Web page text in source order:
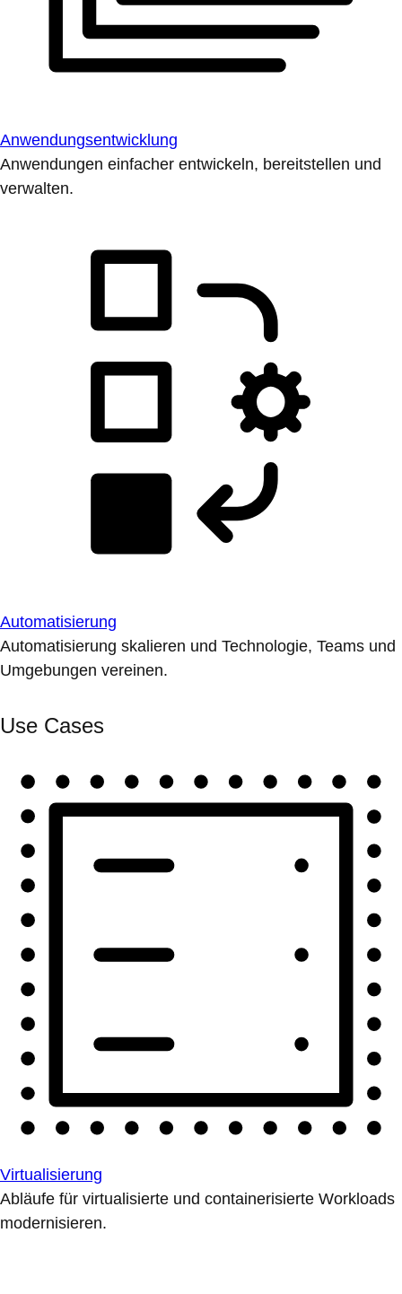
Anwendungsentwicklung
Anwendungen einfacher entwickeln, bereitstellen und
verwalten.
Automatisierung
Automatisierung skalieren und Technologie, Teams und
Umgebungen vereinen.
Use Cases
Virtualisierung
Abläufe für virtualisierte und containerisierte Workloads
modernisieren.